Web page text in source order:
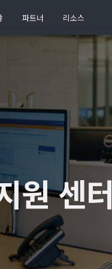
파트너 리소스
원 센터